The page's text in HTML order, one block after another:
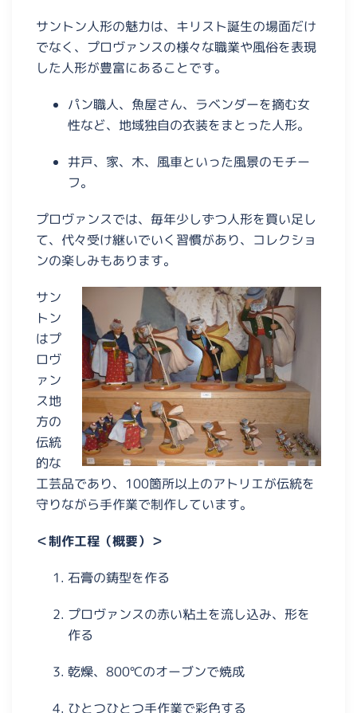
サントン人形の魅力は、キリスト誕生の場面だけ
でなく、プロヴァンスの様々な職業や風俗を表現
した人形が豊富にあることです。
パン職人、魚屋さん、ラベンダーを摘む女
性など、地域独自の衣装をまとった人形。
井戸、家、木、風車といった風景のモチー
フ。
プロヴァンスでは、毎年少しずつ人形を買い足し
て、代々受け継いでいく習慣があり、コレクショ
ンの楽しみもあります。
サン
トン
はプ
ロヴ
ァン
ス地
方の
伝統
的な
工芸品であり、100箇所以上のアトリエが伝統を
守りながら手作業で制作しています。
＜制作工程（概要）＞
石膏の鋳型を作る
プロヴァンスの赤い粘土を流し込み、形を
作る
乾燥、800℃のオーブンで焼成
ひとつひとつ手作業で彩色する